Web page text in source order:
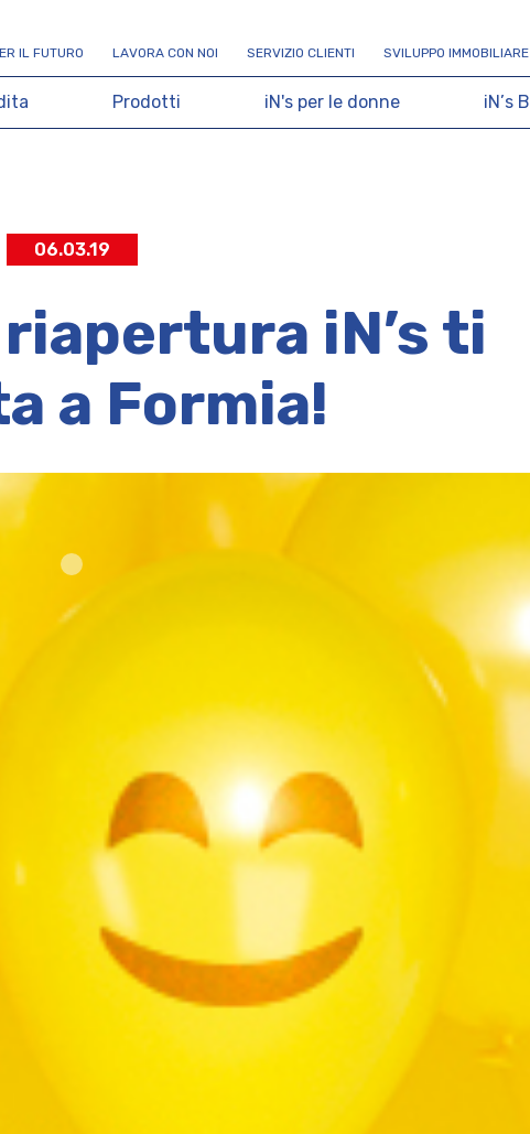
ER IL FUTURO LAVORA CON NOI SERVIZIO CLIENTI SVILUPPO IMMOBILIARE
ita Prodotti iN's per le donne iN’s B
06.03.19
iN’s ti
a Formia!